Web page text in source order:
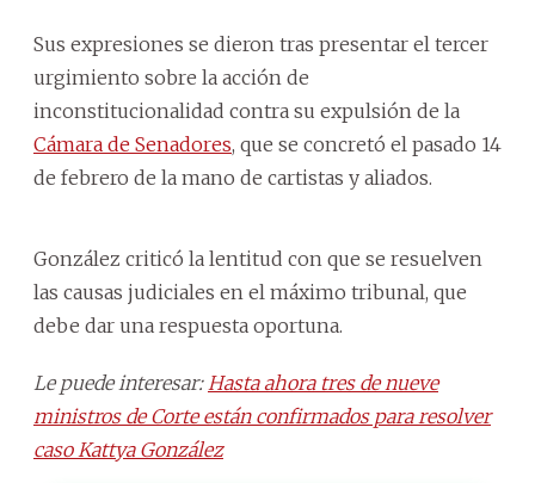
Sus expresiones se dieron tras presentar el tercer
urgimiento sobre la acción de
inconstitucionalidad contra su expulsión de la
Cámara de Senadores, que se concretó el pasado 14
de febrero de la mano de cartistas y aliados.
González criticó la lentitud con que se resuelven
las causas judiciales en el máximo tribunal, que
debe dar una respuesta oportuna.
Le puede interesar: Hasta ahora tres de nueve
ministros de Corte están confirmados para resolver
caso Kattya González